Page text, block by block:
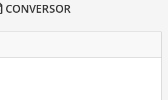
CONVERSOR